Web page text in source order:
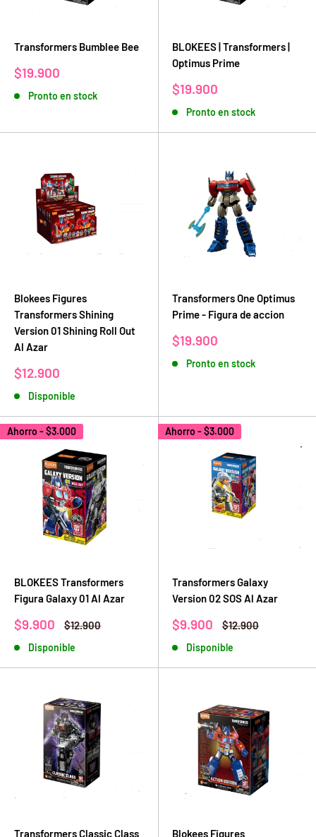
Transformers Bumblee Bee
Precio
venta
$19.900
Pronto en stock
BLOKEES | Transformers |
Optimus Prime
Precio
venta
$19.900
Pronto en stock
Blokees Figures
Transformers Shining
Version 01 Shining Roll Out
Al Azar
Precio
venta
$12.900
Disponible
Transformers One Optimus
Prime - Figura de accion
Precio
venta
$19.900
Pronto en stock
Ahorro -$3.000
BLOKEES Transformers
Figura Galaxy 01 Al Azar
Precio
venta
$9.900
Precio
$12.900
Disponible
Ahorro -$3.000
Transformers Galaxy
Version 02 SOS Al Azar
Precio
venta
$9.900
Precio
$12.900
Disponible
Transformers Classic Class
Blokees Figures